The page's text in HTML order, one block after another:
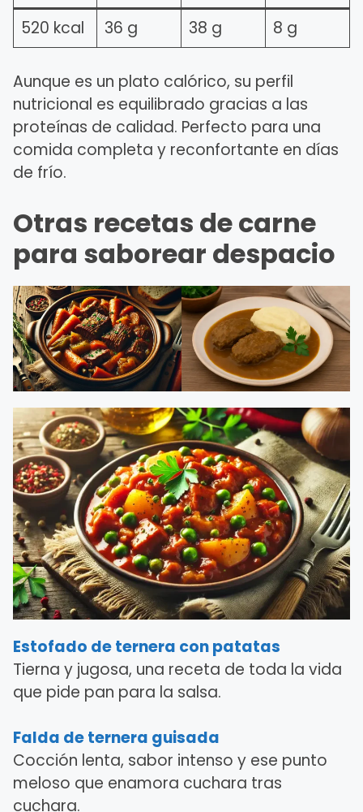
520 kcal
36 g 38 g 8 g
Aunque es un plato calórico, su perfil
nutricional es equilibrado gracias a las
proteínas de calidad. Perfecto para una
comida completa y reconfortante en días
de frío.
Otras recetas de carne
para saborear despacio
Estofado de ternera con patatas
Tierna y jugosa, una receta de toda la vida
que pide pan para la salsa.
Falda de ternera guisada
Cocción lenta, sabor intenso y ese punto
meloso que enamora cuchara tras
cuchara.